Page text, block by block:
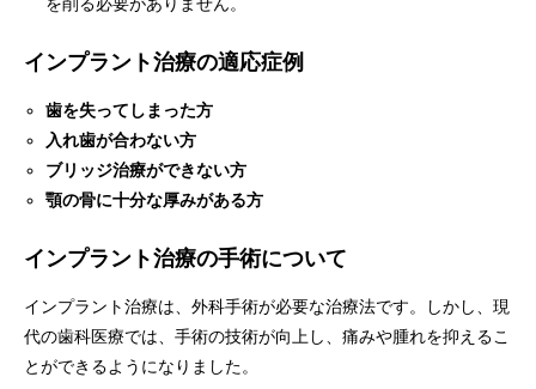
を削る必要がありません。
インプラント治療の適応症例
歯を失ってしまった方
入れ歯が合わない方
ブリッジ治療ができない方
顎の骨に十分な厚みがある方
インプラント治療の手術について
インプラント治療は、外科手術が必要な治療法です。しかし、現
代の歯科医療では、手術の技術が向上し、痛みや腫れを抑えるこ
とができるようになりました。